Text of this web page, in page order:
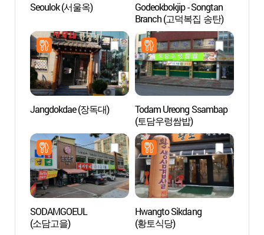
Seoulok (서울옥)
Godeokbokjip - Songtan
Branch (고덕복집 송탄)
Jangdokdae (장독대)
Todam Ureong Ssambap
(토담우렁쌈밥)
SODAMGOEUL
(소담고을)
Hwangto Sikdang
(황토식당)